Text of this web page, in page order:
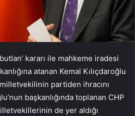
kararı ile mahkeme iradesi
atanan Kemal Kılıçdaroğlu
partiden ihracını
başkanlığında toplanan CHP
de yer aldığı